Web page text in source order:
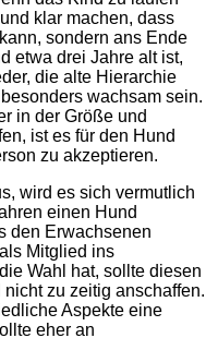
klar machen, dass
sondern ans Ende
etwa drei Jahre alt ist,
die alte Hierarchie
wachsam sein.
in der Größe und
ist es für den Hund
zu akzeptieren.
wird es sich vermutlich
einen Hund
den Erwachsenen
Mitglied ins
Wahl hat, sollte diesen
zu zeitig anschaffen.
Aspekte eine
eher an